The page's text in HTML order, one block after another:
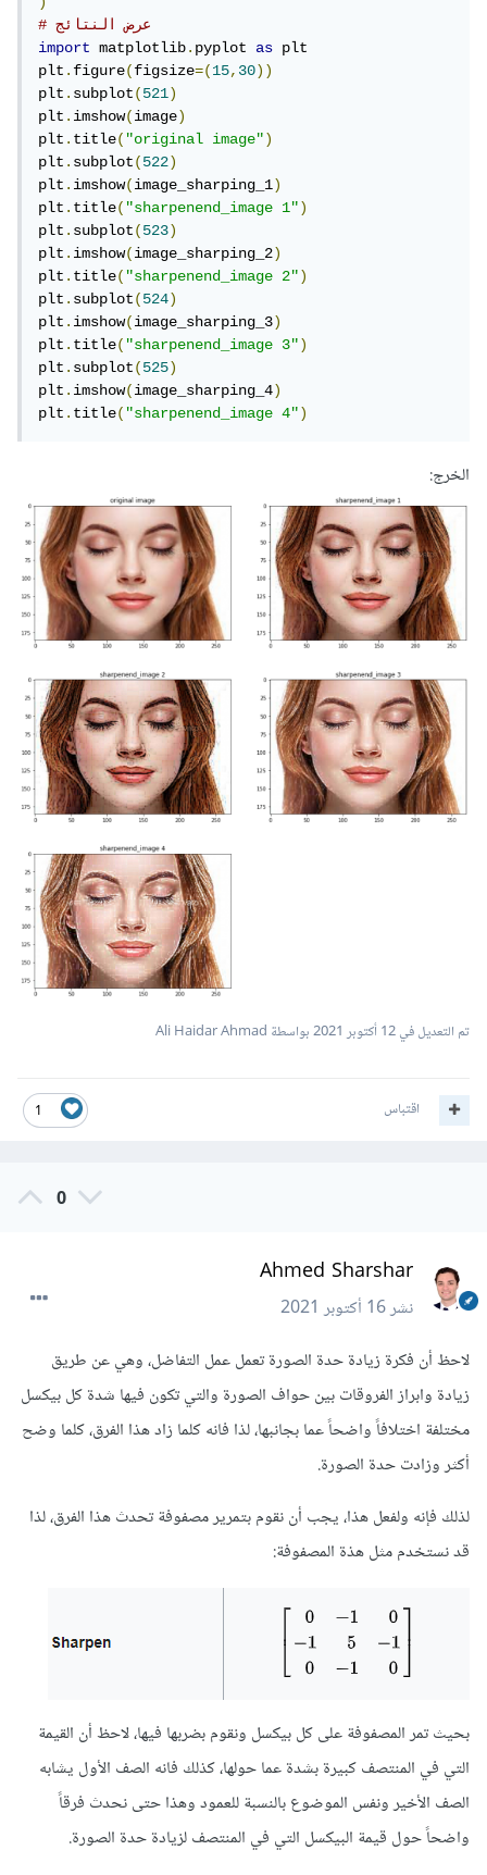
# عرض النتائج
import matplotlib.pyplot as plt
plt.figure(figsize=(15,30))
plt.subplot(521)
plt.imshow(image)
plt.title("original image")
plt.subplot(522)
plt.imshow(image_sharping_1)
plt.title("sharpenend_image 1")
plt.subplot(523)
plt.imshow(image_sharping_2)
plt.title("sharpenend_image 2")
plt.subplot(524)
plt.imshow(image_sharping_3)
plt.title("sharpenend_image 3")
plt.subplot(525)
plt.imshow(image_sharping_4)
plt.title("sharpenend_image 4")
الخرج:
تم التعديل في12 أكتوبر 2021 بواسطة Ali Haidar Ahmad
1 اقتباس
0
Ahmed Sharshar
نشر16 أكتوبر 2021
لاحظ أن فكرة زيادة حدة الصورة تعمل عمل التفاضل، وهي عن طريق
زيادة وابراز الفروقات بين حواف الصورة والتي تكون فيها شدة كل بيكسل
مختلفة اختلافاً واضحاً عما بجانبها، لذا فانه كلما زاد هذا الفرق، كلما وضح
أكثر وزادت حدة الصورة.
لذلك فإنه ولفعل هذا، يجب أن نقوم بتمرير مصفوفة تحدث هذا الفرق، لذا
قد نستخدم مثل هذة المصفوفة:
بحيث تمر المصفوفة على كل بيكسل ونقوم بضربها فيها، لاحظ أن القيمة
التي في المنتصف كبيرة بشدة عما حولها، كذلك فانه الصف الأول يشابه
الصف الأخير ونفس الموضوع بالنسبة للعمود وهذا حتى نحدث فرقاً
واضحاً حول قيمة البيكسل التي في المنتصف لزيادة حدة الصورة.